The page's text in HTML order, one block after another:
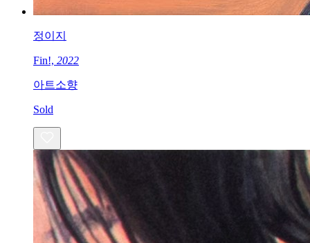
정이지
Fin!, 2022
아트소향
Sold